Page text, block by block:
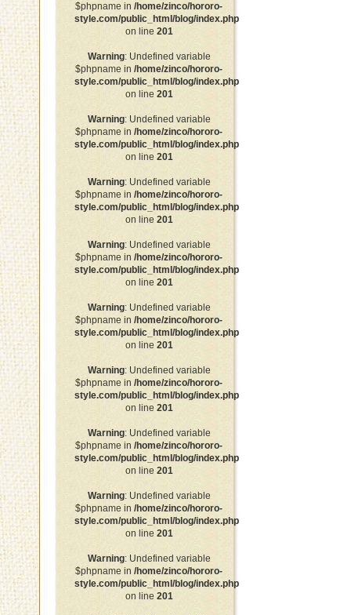
$phpname in /home/zinco/hororo-
style.com/public_html/blog/index.php
on line 201
Warning: Undefined variable
$phpname in /home/zinco/hororo-
style.com/public_html/blog/index.php
on line 201
Warning: Undefined variable
$phpname in /home/zinco/hororo-
style.com/public_html/blog/index.php
on line 201
Warning: Undefined variable
$phpname in /home/zinco/hororo-
style.com/public_html/blog/index.php
on line 201
Warning: Undefined variable
$phpname in /home/zinco/hororo-
style.com/public_html/blog/index.php
on line 201
Warning: Undefined variable
$phpname in /home/zinco/hororo-
style.com/public_html/blog/index.php
on line 201
Warning: Undefined variable
$phpname in /home/zinco/hororo-
style.com/public_html/blog/index.php
on line 201
Warning: Undefined variable
$phpname in /home/zinco/hororo-
style.com/public_html/blog/index.php
on line 201
Warning: Undefined variable
$phpname in /home/zinco/hororo-
style.com/public_html/blog/index.php
on line 201
Warning: Undefined variable
$phpname in /home/zinco/hororo-
style.com/public_html/blog/index.php
on line 201